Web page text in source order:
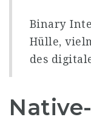
Binary
Hülle,
des